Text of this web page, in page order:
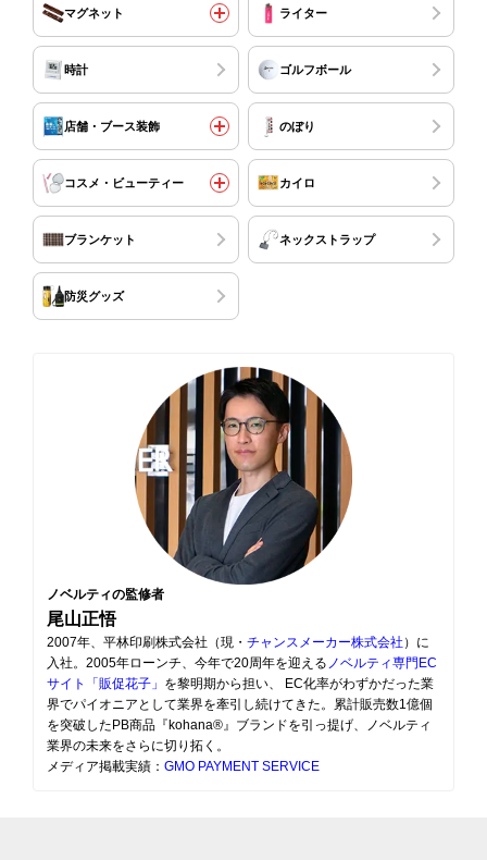
マグネット ライター
時計 ゴルフボール
店舗・ブース装飾 のぼり
コスメ・ビューティー カイロ
ブランケット ネックストラップ
防災グッズ
ノベルティの監修者
尾山正悟
2007年、平林印刷株式会社（現・ チャンスメーカー株式会社 ）に
入社。2005年ローンチ、今年で20周年を迎える ノベルティ専門EC
サイト「販促花子」 を黎明期から担い、 EC化率がわずかだった業
界でパイオニアとして業界を牽引し続けてきた。累計販売数1億個
を突破したPB商品『kohana®』ブランドを引っ提げ、ノベルティ
業界の未来をさらに切り拓く。
メディア掲載実績： GMO PAYMENT SERVICE